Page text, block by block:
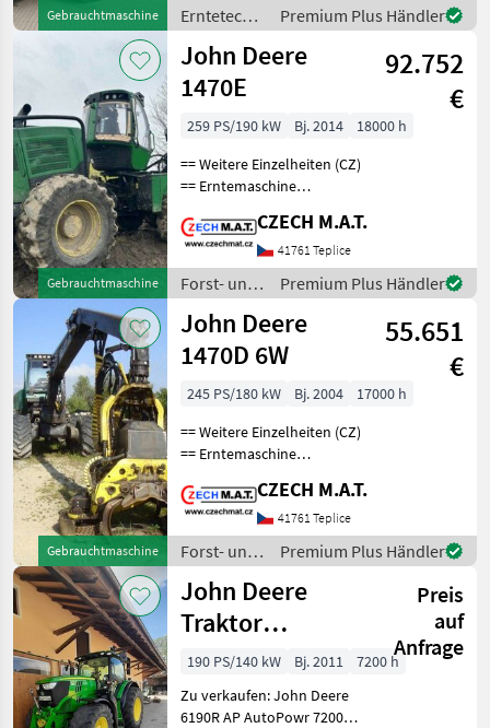
Gebrauchtmaschine
vorne optional: Reifen nach
Wahl oder Ketten m
Erntetechnik
Ackerbau /
John Deere
Premium Plus Händler
Gebrauchtmaschine
John Deere
1470E
92.752
€
259 PS/190 kW Bj. 2014
18000 h
== Weitere Einzelheiten (CZ)
== Erntemaschine
2014 Laufleistung 17 000
Motorstunden 190 kW
Motor Gewicht 22.9t 6x6
Antrieb Mähdrescherkopf
CZECH M.A.T.
41761 Teplice
Forst- und
Holztechnik
/ John
Deere
Premium Plus Händler
Gebrauchtmaschine
John Deere
1470D 6W
55.651
€
245 PS/180 kW Bj. 2004
17000 h
== Weitere Einzelheiten (CZ)
== Erntemaschine
Timberjack Jahr 2004
(Modell wurde nur 2002-
2006 produziert) 17 000
Motorstunden keine
unnötige El
CZECH M.A.T.
41761 Teplice
Forst- und
Holztechnik
/ John
Deere
Premium Plus Händler
John Deere
Traktor
gebraucht 6190R
AutoPowr
Preis
auf
Anfrage
190 PS/140 kW Bj. 2011
7200 h
Zu verkaufen: John Deere
6190R AP AutoPowr 7200